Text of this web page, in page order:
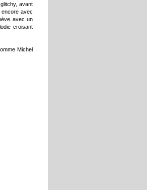
avant
encore avec
avec un
croisant
Michel